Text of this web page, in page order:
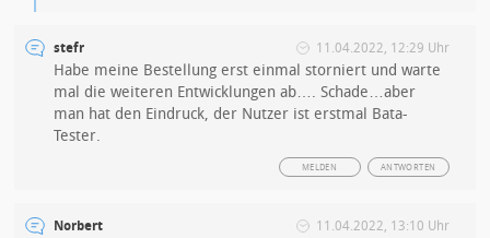
stefr 11.04.2022, 12:29 Uhr
Habe meine Bestellung erst einmal storniert und warte
mal die weiteren Entwicklungen ab…. Schade…aber
man hat den Eindruck, der Nutzer ist erstmal Bata-
Tester.
ANTWORTEN
MELDEN
Norbert 11.04.2022, 13:10 Uhr